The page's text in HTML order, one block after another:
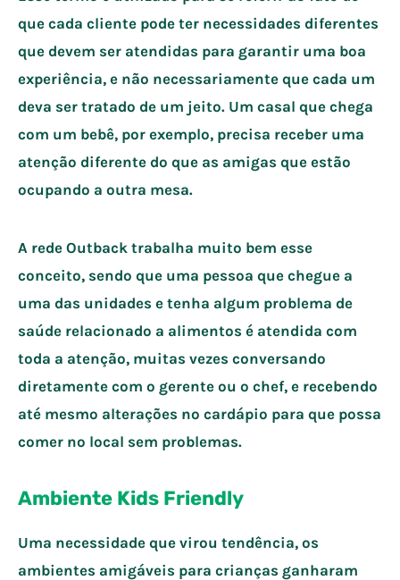
que cada cliente pode ter necessidades diferentes
que devem ser atendidas para garantir uma boa
experiência, e não necessariamente que cada um
deva ser tratado de um jeito. Um casal que chega
com um bebê, por exemplo, precisa receber uma
atenção diferente do que as amigas que estão
ocupando a outra mesa.
A rede Outback trabalha muito bem esse
conceito, sendo que uma pessoa que chegue a
uma das unidades e tenha algum problema de
saúde relacionado a alimentos é atendida com
toda a atenção, muitas vezes conversando
diretamente com o gerente ou o chef, e recebendo
até mesmo alterações no cardápio para que possa
comer no local sem problemas.
Ambiente Kids Friendly
Uma necessidade que virou tendência, os
ambientes amigáveis para crianças ganharam